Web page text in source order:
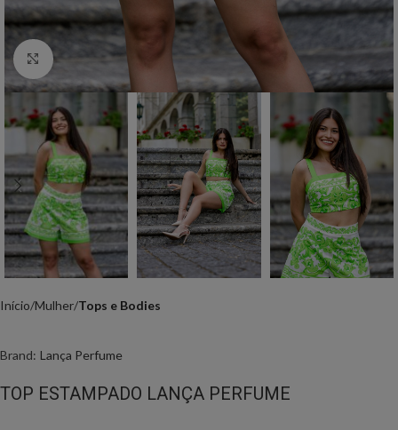
Click to enlarge
Início Mulher Tops e Bodies
Brand: Lança Perfume
TOP ESTAMPADO LANÇA PERFUME